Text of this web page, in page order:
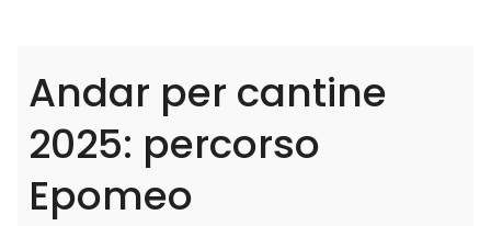
Andar per cantine
2025: percorso
Epomeo